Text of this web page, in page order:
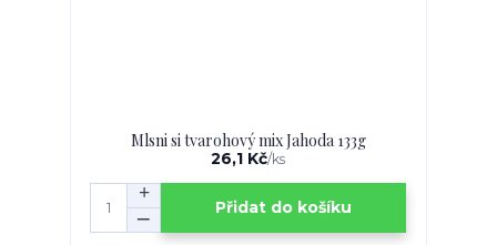
Mlsni si tvarohový mix Jahoda 133g
26,1 Kč/ks
Přidat do košíku